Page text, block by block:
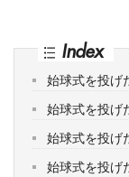
Index
始球式を投げ
始球式を投げ
始球式を投げ
始球式を投げ